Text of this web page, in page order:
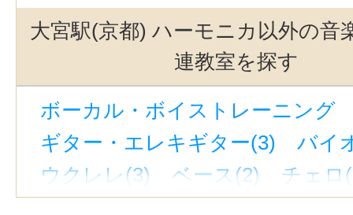
大宮駅(京都) ハーモニカ以外の音
連教室を探す
ボーカル・ボイストレーニング
ギター・エレキギター(3)
バイ
ウクレレ(3)
ベース(2)
チェロ